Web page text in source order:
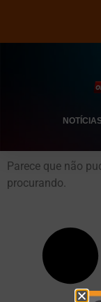
Parece que não
procurando.